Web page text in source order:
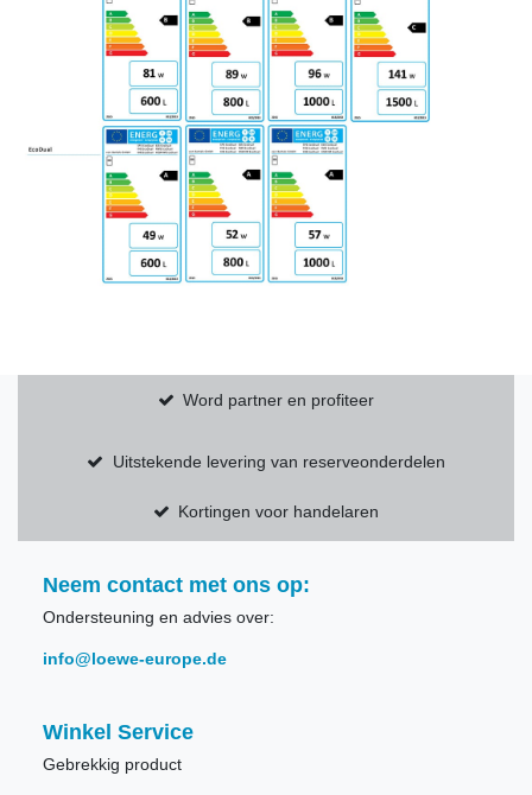
Word partner en profiteer
Uitstekende levering van reserveonderdelen
Kortingen voor handelaren
Neem contact met ons op:
Ondersteuning en advies over:
info@loewe-europe.de
Winkel Service
Gebrekkig product